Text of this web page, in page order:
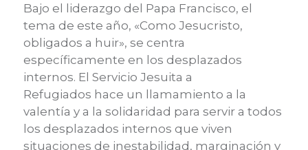
Bajo el liderazgo del Papa Francisco, el
tema de este año, «Como Jesucristo,
obligados a huir», se centra
específicamente en los desplazados
internos. El Servicio Jesuita a
Refugiados hace un llamamiento a la
valentía y a la solidaridad para servir a todos
los desplazados internos que viven
situaciones de inestabilidad, marginación y